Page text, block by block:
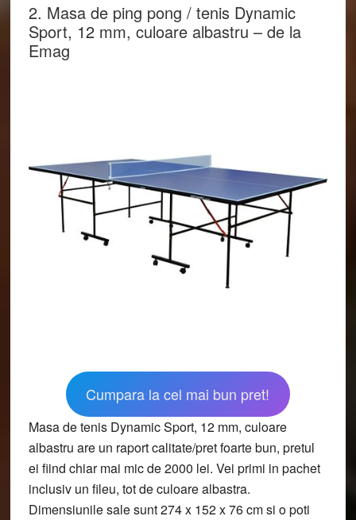
2. Masa de ping pong / tenis Dynamic
Sport, 12 mm, culoare albastru – de la
Emag
Cumpara la cel mai bun pret!
Masa de tenis Dynamic Sport, 12 mm, culoare
albastru are un raport calitate/pret foarte bun, pretul
ei fiind chiar mai mic de 2000 lei. Vei primi in pachet
inclusiv un fileu, tot de culoare albastra.
Dimensiunile sale sunt 274 x 152 x 76 cm si o poti